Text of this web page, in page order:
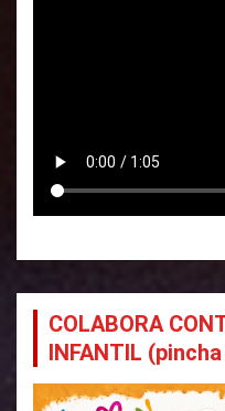
COLABORA
INFANTIL